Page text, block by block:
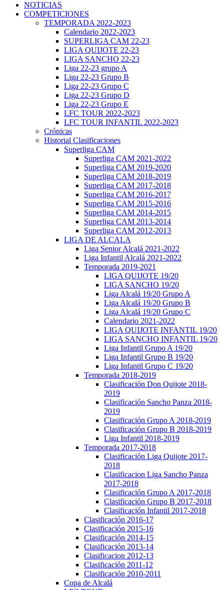
NOTICIAS
COMPETICIONES
TEMPORADA 2022-2023
Calendario 2022-2023
SUPERLIGA CAM 22-23
LIGA QUIJOTE 22-23
LIGA SANCHO 22-23
Liga 22-23 grupo A
Liga 22-23 Grupo B
Liga 22-23 Grupo C
Liga 22-23 Grupo D
Liga 22-23 Grupo E
LFC TOUR 2022-2023
LFC TOUR INFANTIL 2022-2023
Crónicas
Historial Clasificaciones
Superliga CAM
Superliga CAM 2021-2022
Superliga CAM 2019-2020
Superliga CAM 2018-2019
Superliga CAM 2017-2018
Superliga CAM 2016-2017
Superliga CAM 2015-2016
Superliga CAM 2014-2015
Superliga CAM 2013-2014
Superliga CAM 2012-2013
LIGA DE ALCALA
Liga Senior Alcalá 2021-2022
Liga Infantil Alcalá 2021-2022
Temporada 2019-2021
LIGA QUIJOTE 19/20
LIGA SANCHO 19/20
Liga Alcalá 19/20 Grupo A
Liga Alcalá 19/20 Grupo B
Liga Alcalá 19/20 Grupo C
Calendario 2021-2022
LIGA QUIJOTE INFANTIL 19/20
LIGA SANCHO INFANTIL 19/20
Liga Infantil Grupo A 19/20
Liga Infantil Grupo B 19/20
Liga Infantil Grupo C 19/20
Temporada 2018-2019
Clasificación Don Quijote 2018-
2019
Clasificación Sancho Panza 2018-
2019
Clasificación Grupo A 2018-2019
Clasificación Grupo B 2018-2019
Liga Infantil 2018-2019
Temporada 2017-2018
Clasificación Liga Quijote 2017-
2018
Clasificacion Liga Sancho Panza
2017-2018
Clasificación Grupo A 2017-2018
Clasificación Grupo B 2017-2018
Clasificación Infantil 2017-2018
Clasificación 2016-17
Clasificación 2015-16
Clasificación 2014-15
Clasificación 2013-14
Clasificacion 2012-13
Clasificación 2011-12
Clasificación 2010-2011
Copa de Alcalá